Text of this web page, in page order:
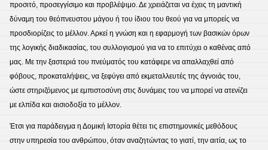
προσιτό, προσεγγίσιμο και προβλέψιμο. Δε χρειάζεται να έχεις τη μαντική
δύναμη του θεόπνευστου μάγου ή του ίδιου του θεού για να μπορείς να
προσδιορίζεις το μέλλον. Αρκεί η γνώση και η εφαρμογή των βασικών όρων
της λογικής διαδικασίας, του συλλογισμού για να το επιτύχει ο καθένας από
μας. Με την ξαστεριά του πνεύματός του κατάφερε να απαλλαχθεί από
φόβους, προκαταλήψεις, να ξεφύγει από εκμεταλλευτές της άγνοιάς του,
ώστε στηριζόμενος με εμπιστοσύνη στις δυνάμεις του να μπορεί να ατενίζει
με ελπίδα και αισιοδοξία το μέλλον.
Έτσι για παράδειγμα η Δομική Ιστορία θέτει τις επιστημονικές μεθόδους
στην υπηρεσία του ανθρώπου, όταν αναζητώντας το γιατί, την αιτία, ως το